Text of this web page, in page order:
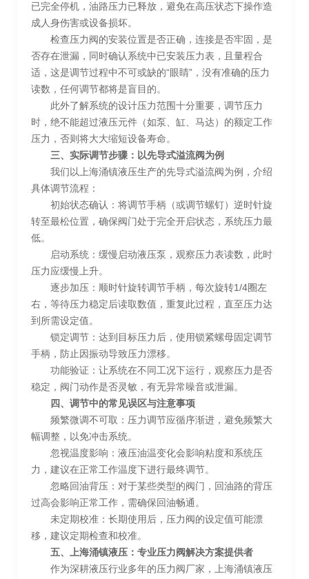
已完全停机，油路压力已释放，避免在高压状态下操作造
成人身伤害或设备损坏。
检查压力阀的安装位置是否正确，连接是否牢固，是
否存在泄漏，同时确认系统中已安装压力表，且量程合
适，这是调节过程中不可或缺的“眼睛”，没有准确的压力
读数，任何调节都将是盲目的。
此外了解系统的设计压力范围十分重要，调节压力
时，绝不能超过液压元件（如泵、缸、马达）的额定工作
压力，否则将大大缩短设备寿命。
三、实际调节步骤：以先导式溢流阀为例
我们以上海涌镇液压生产的先导式溢流阀为例，介绍
具体调节流程：
初始状态确认：将调节手柄（或调节螺钉）逆时针旋
转至最松位置，确保阀门处于完全开启状态，系统压力最
低。
启动系统：缓慢启动液压泵，观察压力表读数，此时
压力应缓慢上升。
逐步加压：顺时针旋转调节手柄，每次旋转1/4圈左
右，等待压力稳定后读取数值，重复此过程，直至压力达
到所需设定值。
锁定调节：达到目标压力后，使用锁紧螺母固定调节
手柄，防止因振动导致压力漂移。
功能验证：让系统在不同工况下运行，观察压力是否
稳定，阀门动作是否灵敏，有无异常噪音或泄漏。
四、调节中的常见误区与注意事项
频繁微调不可取：压力调节应循序渐进，避免频繁大
幅调整，以免冲击系统。
忽视温度影响：液压油温变化会影响粘度和系统压
力，建议在正常工作温度下进行最终调节。
忽略回油背压：对于某些类型的阀门，回油路的背压
过高会影响正常工作，需确保回油畅通。
未定期校准：长期使用后，压力阀的设定值可能漂
移，建议定期检查和校准。
五、上海涌镇液压：专业压力阀解决方案提供者
作为深耕液压行业多年的压力阀厂家，上海涌镇液压